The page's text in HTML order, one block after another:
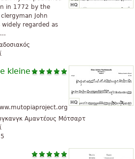
in 1772 by the
John
regarded as
kleine
Αμαντέους Μότσαρτ